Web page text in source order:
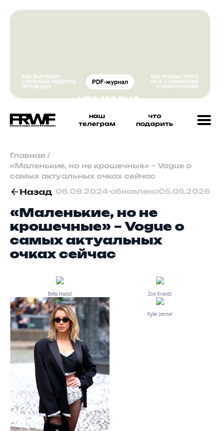
наш
телеграм
что
подарить
Главная /
«Маленькие, но не крошечные» – Vogue о
самых актуальных очках сейчас
Назад 06.09.2024•обновлено05.05.2026
«Маленькие, но не
крошечные» – Vogue о
самых актуальных
очках сейчас
Bella Hadid Zoe Кravitz
Kylie Jenner